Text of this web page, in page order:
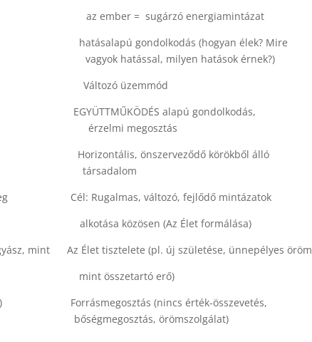
= sugárzó energiamintázat
hatásalapú gondolkodás (hogyan élek?
hatások érnek?)
üzemmód
EGYÜTTMŰKÖDÉS alapú gondolkodás,
Horizontális, önszerveződő körökből
Cél: Rugalmas, változó, fejlődő mintázatok
közösen (Az Élet formálása)
mint Az Élet tisztelete (pl. új születése, ünnepélyes
erő)
Forrásmegosztás (nincs érték-
örömszolgálat)